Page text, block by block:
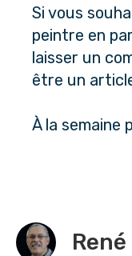
Si vous
peintre en
laisser un
être un
À la semaine
René